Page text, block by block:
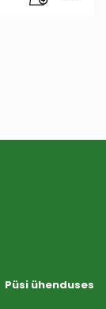
Püsi ühenduses